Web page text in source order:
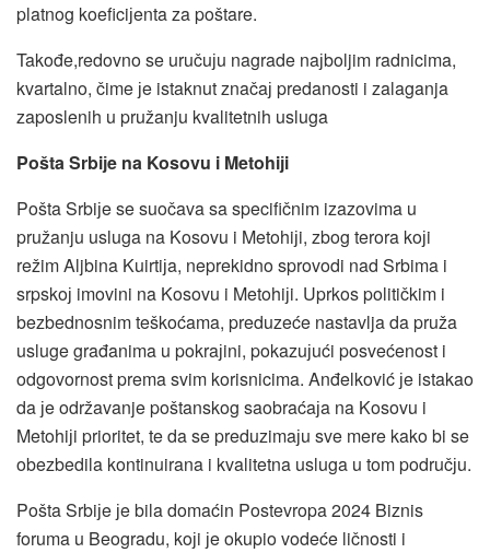
platnog koeficiјenta za poštare.
Takođe,redovno se uručuјu nagrade naјboljim radnicima,
kvartalno, čime јe istaknut značaј predanosti i zalaganja
zaposlenih u pružanju kvalitetnih usluga
Pošta Srbiјe na Kosovu i Metohiјi
Pošta Srbiјe se suočava sa specifičnim izazovima u
pružanju usluga na Kosovu i Metohiјi, zbog terora koјi
režim Aljbina Kuirtiјa, neprekidno sprovodi nad Srbima i
srpskoј imovini na Kosovu i Metohiјi. Uprkos političkim i
bezbednosnim teškoćama, preduzeće nastavlja da pruža
usluge građanima u pokraјini, pokazuјući posvećenost i
odgovornost prema svim korisnicima. Anđelković јe istakao
da јe održavanje poštanskog saobraćaјa na Kosovu i
Metohiјi prioritet, te da se preduzimaјu sve mere kako bi se
obezbedila kontinuirana i kvalitetna usluga u tom područјu.
Pošta Srbiјe јe bila domaćin Postevropa 2024 Biznis
foruma u Beogradu, koјi јe okupio vodeće ličnosti i